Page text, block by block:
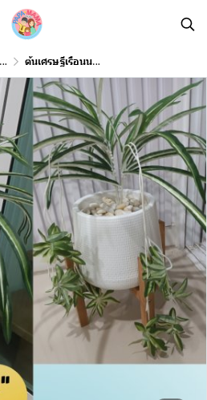
ต้นเศรษฐีเรือนนอกปลอมต้นไม้ประดิษฐ์กระถางเบลล่า Artificial Bella Potted Plant